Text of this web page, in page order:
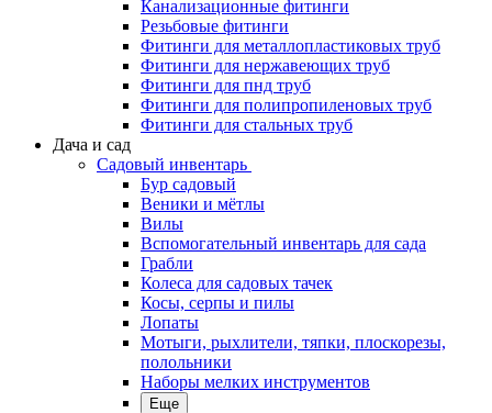
Канализационные фитинги
Резьбовые фитинги
Фитинги для металлопластиковых труб
Фитинги для нержавеющих труб
Фитинги для пнд труб
Фитинги для полипропиленовых труб
Фитинги для стальных труб
Дача и сад
Садовый инвентарь
Бур садовый
Веники и мётлы
Вилы
Вспомогательный инвентарь для сада
Грабли
Колеса для садовых тачек
Косы, серпы и пилы
Лопаты
Мотыги, рыхлители, тяпки, плоскорезы,
полольники
Наборы мелких инструментов
Еще